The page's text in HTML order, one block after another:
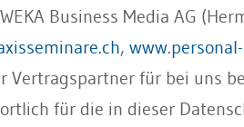
Business Media AG
,
Vertragspartner für bei uns
für die in dieser